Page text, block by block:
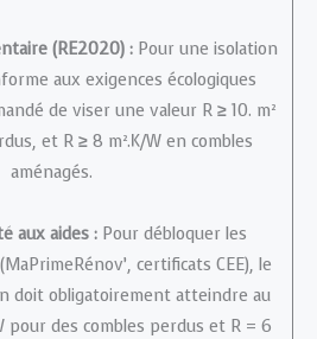
(RE2020) : Pour une isolation
aux exigences écologiques
de viser une valeur R ≥ 10. m²
et R ≥8 m².K/W en combles
aménagés.
aux aides : Pour débloquer les
certificats CEE), le
doit obligatoirement atteindre au
pour des combles perdus et R = 6